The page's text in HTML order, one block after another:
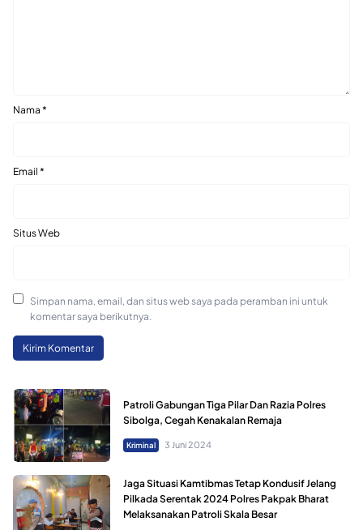
Nama *
Email *
Situs Web
Simpan nama, email, dan situs web saya pada peramban ini untuk
komentar saya berikutnya.
Patroli Gabungan Tiga Pilar Dan Razia Polres
Sibolga, Cegah Kenakalan Remaja
Kriminal 3 Juni 2024
Jaga Situasi Kamtibmas Tetap Kondusif Jelang
Pilkada Serentak 2024 Polres Pakpak Bharat
Melaksanakan Patroli Skala Besar